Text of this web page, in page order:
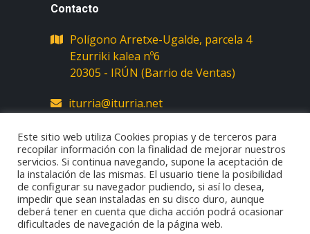
Contacto
Polígono Arretxe-Ugalde, parcela 4
Ezurriki kalea nº6
iturria@iturria.net
(+34) 943 633 188
Horario
Almacén y oficina
Lunes a Viernes: 07h30 - 12h30
Este sitio web utiliza Cookies propias y de terceros para
recopilar información con la finalidad de mejorar nuestros
servicios. Si continua navegando, supone la aceptación de
la instalación de las mismas. El usuario tiene la posibilidad
de configurar su navegador pudiendo, si así lo desea,
impedir que sean instaladas en su disco duro, aunque
deberá tener en cuenta que dicha acción podrá ocasionar
dificultades de navegación de la página web.